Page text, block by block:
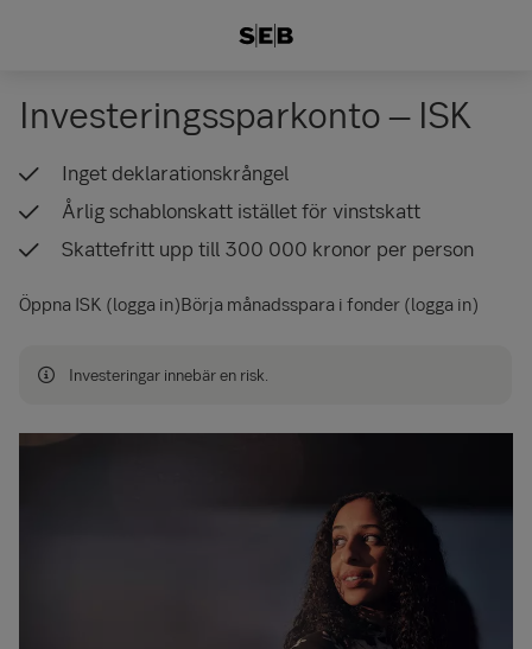
Investerings­sparkonto – ISK
Inget deklarationskrångel
Årlig schablonskatt istället för vinstskatt
Skattefritt upp till 300 000 kronor per person
Öppna ISK (logga in)Börja månadsspara i fonder (logga in)
Investeringar innebär en risk.